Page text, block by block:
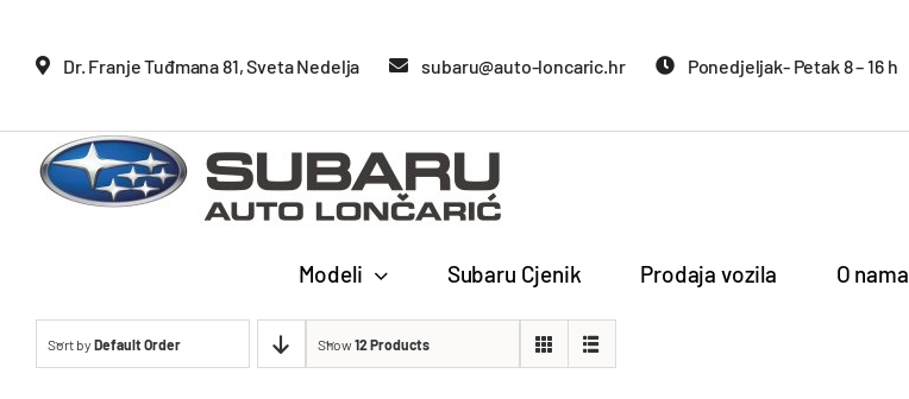
Dr. Franje Tuđmana 81, Sveta Nedelja subaru@auto-loncaric.hr Ponedjeljak- Petak 8 – 16 h
Modeli Subaru Cjenik Prodaja vozila O nama
Sort by Default Order Show12 Products